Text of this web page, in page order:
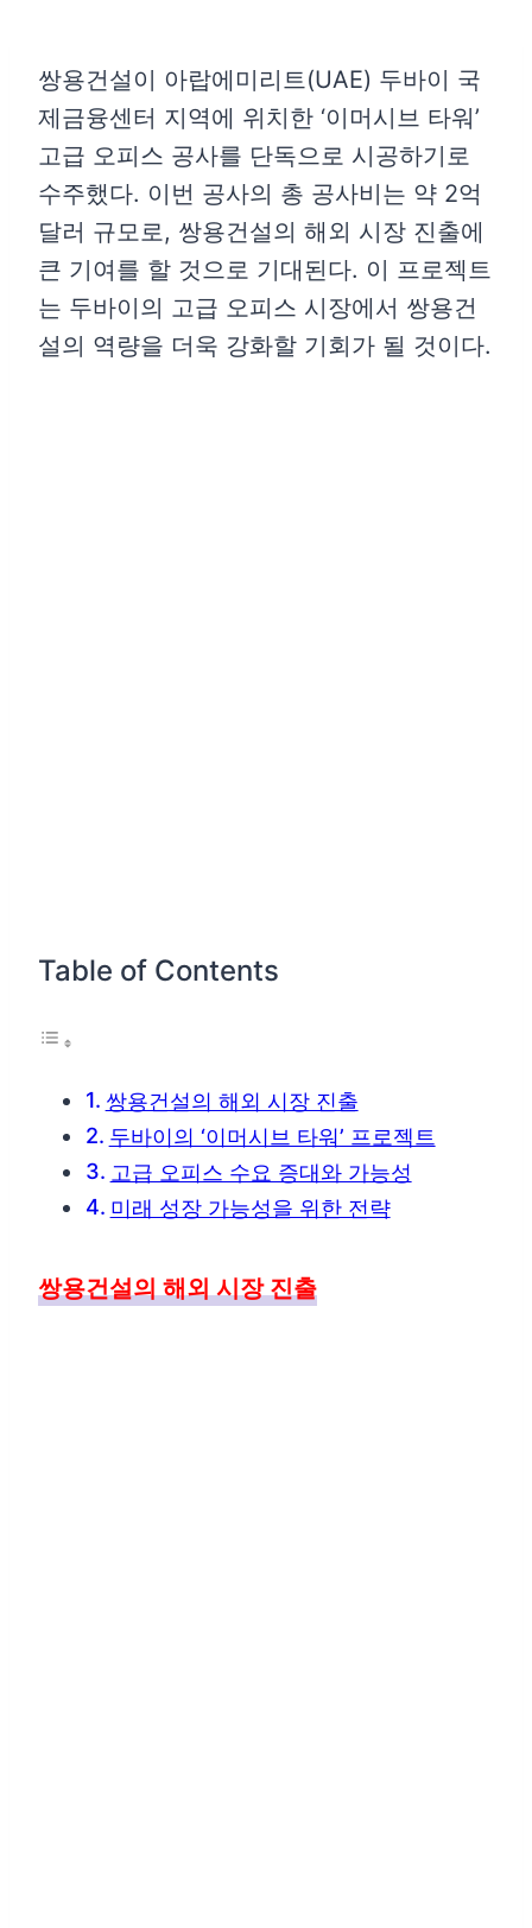
쌍용건설이 아랍에미리트(UAE) 두바이 국
제금융센터 지역에 위치한 ‘이머시브 타워’
고급 오피스 공사를 단독으로 시공하기로
수주했다. 이번 공사의 총 공사비는 약 2억
달러 규모로, 쌍용건설의 해외 시장 진출에
큰 기여를 할 것으로 기대된다. 이 프로젝트
는 두바이의 고급 오피스 시장에서 쌍용건
설의 역량을 더욱 강화할 기회가 될 것이다.
Table of Contents
쌍용건설의 해외 시장 진출
두바이의 ‘이머시브 타워’ 프로젝트
고급 오피스 수요 증대와 가능성
미래 성장 가능성을 위한 전략
쌍용건설의 해외 시장 진출